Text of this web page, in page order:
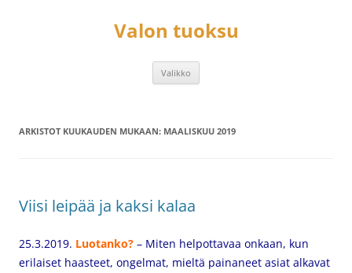
Valon tuoksu
Valikko
ARKISTOT KUUKAUDEN MUKAAN: MAALISKUU 2019
Viisi leipää ja kaksi kalaa
25.3.2019. Luotanko? – Miten helpottavaa onkaan, kun
erilaiset haasteet, ongelmat, mieltä painaneet asiat alkavat